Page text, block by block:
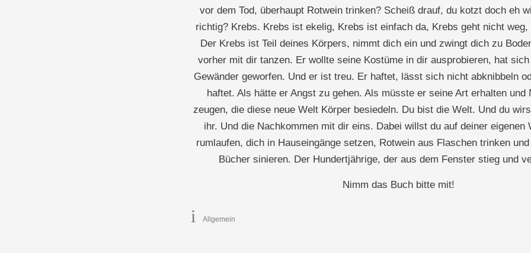
vor dem Tod, überhaupt Rotwein trinken? Scheiß drauf, du kotzt doch eh
richtig? Krebs. Krebs ist ekelig, Krebs ist einfach da, Krebs geht nicht weg,
Der Krebs ist Teil deines Körpers, nimmt dich ein und zwingt dich zu
vorher mit dir tanzen. Er wollte seine Kostüme in dir ausprobieren, hat
Gewänder geworfen. Und er ist treu. Er haftet, lässt sich nicht abknibbeln
haftet. Als hätte er Angst zu gehen. Als müsste er seine Art erhalten und
zeugen, die diese neue Welt Körper besiedeln. Du bist die Welt. Und du
ihr. Und die Nachkommen mit dir eins. Dabei willst du auf deiner eigenen
rumlaufen, dich in Hauseingänge setzen, Rotwein aus Flaschen trinken
Bücher sinieren. Der Hundertjährige, der aus dem Fenster stieg und
Nimm das Buch bitte mit!
Allgemein